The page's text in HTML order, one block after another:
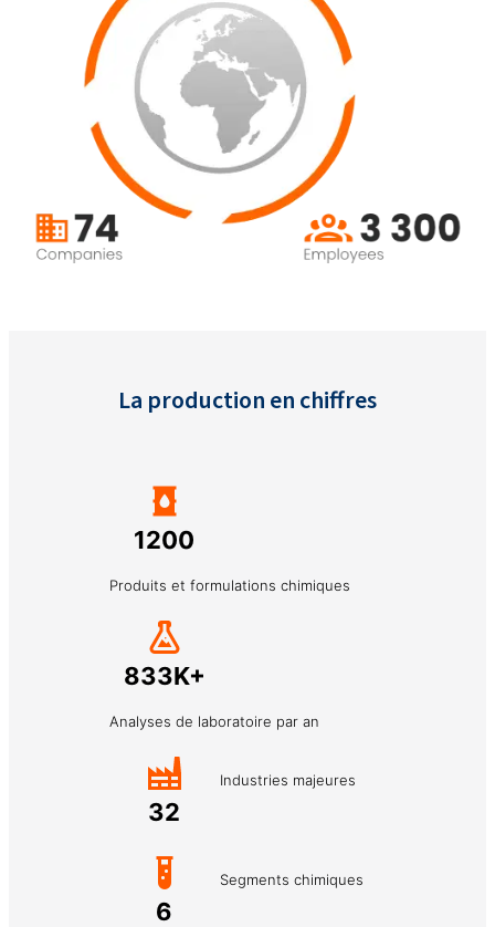
La production en chiffres
1200
Produits et formulations chimiques
833K+
Analyses de laboratoire par an
32
Industries majeures
6
Segments chimiques